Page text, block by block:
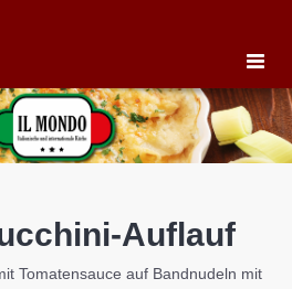
Toggle
Auflauf
Tomatensauce auf Bandnudeln mit